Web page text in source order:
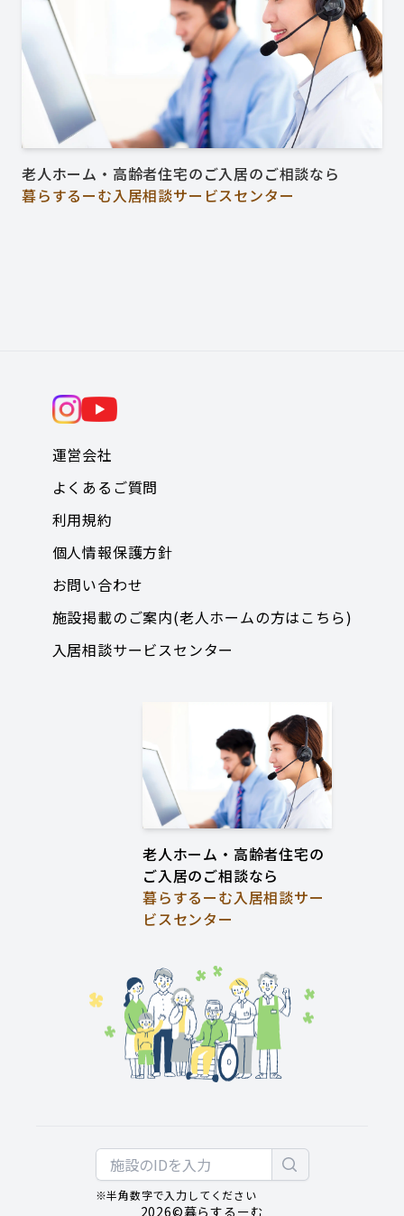
老人ホーム・高齢者住宅のご入居のご相談なら
暮らするーむ入居相談サービスセンター
運営会社
よくあるご質問
利用規約
個人情報保護方針
お問い合わせ
施設掲載のご案内(老人ホームの方はこちら)
入居相談サービスセンター
老人ホーム・高齢者住宅の
ご入居のご相談なら
暮らするーむ入居相談サー
ビスセンター
2026©暮らするーむ
※半角数字で入力してください